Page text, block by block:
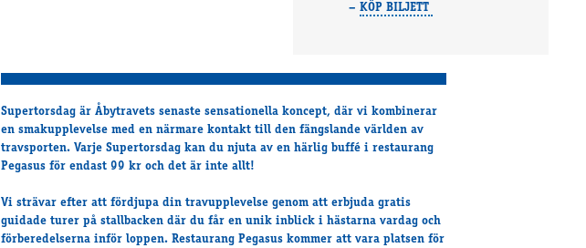
– KÖP BILJETT
Supertorsdag är Åbytravets senaste sensationella koncept, där vi kombinerar
en smakupplevelse med en närmare kontakt till den fängslande världen av
travsporten. Varje Supertorsdag kan du njuta av en härlig buffé i restaurang
Pegasus för endast 99 kr och det är inte allt!
Vi strävar efter att fördjupa din travupplevelse genom att erbjuda gratis
guidade turer på stallbacken där du får en unik inblick i hästarna vardag och
förberedelserna inför loppen. Restaurang Pegasus kommer att vara platsen för